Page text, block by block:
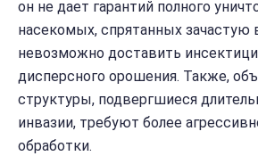
он не дает гарантий полного
насекомых, спрятанных зачастую
невозможно доставить
дисперсного орошения. Также,
структуры, подвергшиеся
инвазии, требуют более
обработки.